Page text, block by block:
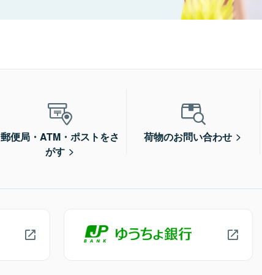
郵便局・ATM・ポストをさ
がす
荷物のお問い合わせ